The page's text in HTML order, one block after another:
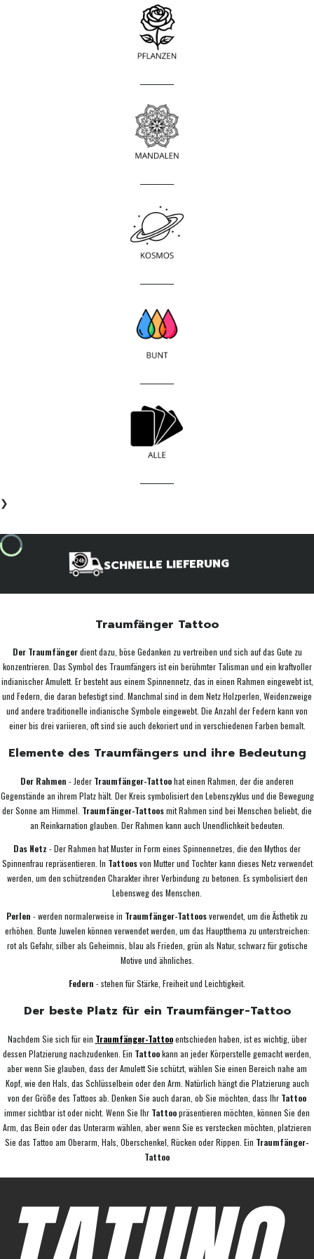
❯
SCHNELLE LIEFERUNG
Traumfänger Tattoo
Der Traumfängerdient dazu, böse Gedanken zu vertreiben und sich auf das Gute zu
konzentrieren. Das Symbol des Traumfängers ist ein berühmter Talisman und ein kraftvoller
indianischer Amulett. Er besteht aus einem Spinnennetz, das in einen Rahmen eingewebt ist,
und Federn, die daran befestigt sind. Manchmal sind in dem Netz Holzperlen, Weidenzweige
und andere traditionelle indianische Symbole eingewebt. Die Anzahl der Federn kann von
einer bis drei variieren, oft sind sie auch dekoriert und in verschiedenen Farben bemalt.
Elemente des Traumfängers und ihre Bedeutung
Der Rahmen - Jeder Traumfänger-Tattoohat einen Rahmen, der die anderen
Gegenstände an ihrem Platz hält. Der Kreis symbolisiert den Lebenszyklus und die Bewegung
der Sonne am Himmel. Traumfänger-Tattoosmit Rahmen sind bei Menschen beliebt, die
an Reinkarnation glauben. Der Rahmen kann auch Unendlichkeit bedeuten.
Das Netz - Der Rahmen hat Muster in Form eines Spinnennetzes, die den Mythos der
Spinnenfrau repräsentieren. In Tattoosvon Mutter und Tochter kann dieses Netz verwendet
werden, um den schützenden Charakter ihrer Verbindung zu betonen. Es symbolisiert den
Lebensweg des Menschen.
Perlen - werden normalerweise in Traumfänger-Tattoosverwendet, um die Ästhetik zu
erhöhen. Bunte Juwelen können verwendet werden, um das Hauptthema zu unterstreichen:
rot als Gefahr, silber als Geheimnis, blau als Frieden, grün als Natur, schwarz für gotische
Motive und ähnliches.
Federn - stehen für Stärke, Freiheit und Leichtigkeit.
Der beste Platz für ein Traumfänger-Tattoo
Nachdem Sie sich für ein Traumfänger-Tattooentschieden haben, ist es wichtig, über
dessen Platzierung nachzudenken. Ein Tattookann an jeder Körperstelle gemacht werden,
aber wenn Sie glauben, dass der Amulett Sie schützt, wählen Sie einen Bereich nahe am
Kopf, wie den Hals, das Schlüsselbein oder den Arm. Natürlich hängt die Platzierung auch
von der Größe des Tattoos ab. Denken Sie auch daran, ob Sie möchten, dass Ihr Tattoo
immer sichtbar ist oder nicht. Wenn Sie Ihr Tattoopräsentieren möchten, können Sie den
Arm, das Bein oder das Unterarm wählen, aber wenn Sie es verstecken möchten, platzieren
Sie das Tattoo am Oberarm, Hals, Oberschenkel, Rücken oder Rippen. Ein Traumfänger-
Tattoo